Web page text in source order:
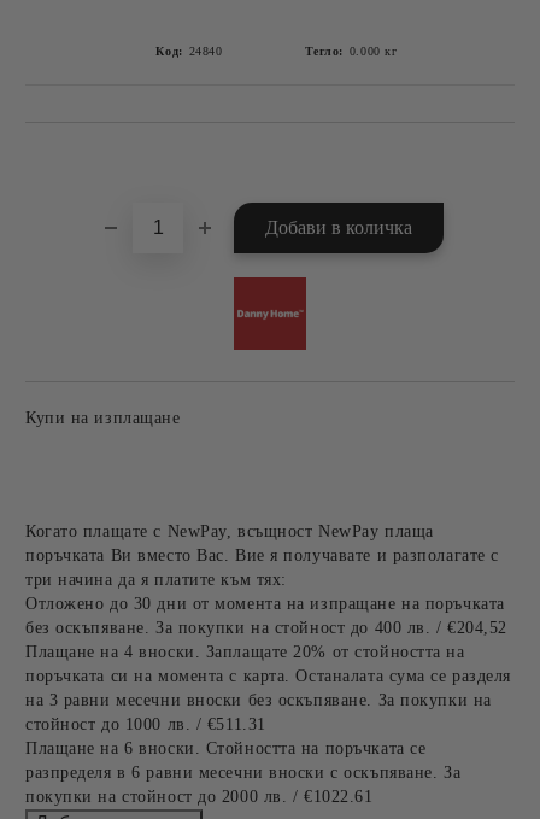
Код: 24840 Тегло: 0.000 кг
Купи на изплащане
Когато плащате с NewPay, всъщност NewPay плаща
поръчката Ви вместо Вас. Вие я получавате и разполагате с
три начина да я платите към тях:
Отложено до 30 дни от момента на изпращане на поръчката
без оскъпяване. За покупки на стойност до 400 лв. / €204,52
Плащане на 4 вноски. Заплащате 20% от стойността на
поръчката си на момента с карта. Останалата сума се разделя
на 3 равни месечни вноски без оскъпяване. За покупки на
стойност до 1000 лв. / €511.31
Плащане на 6 вноски. Стойността на поръчката се
разпределя в 6 равни месечни вноски с оскъпяване. За
покупки на стойност до 2000 лв. / €1022.61